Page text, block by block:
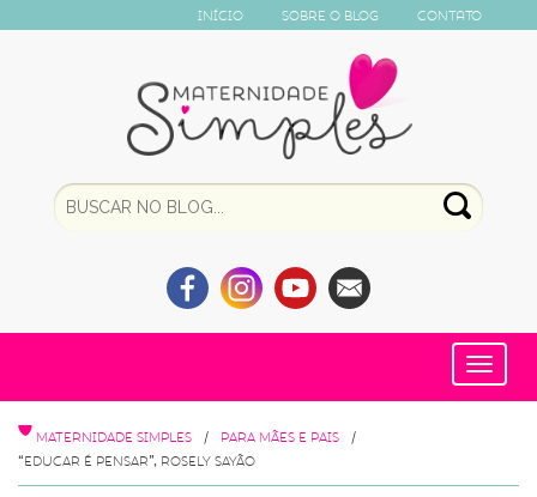
Início Sobre o Blog Contato
Toggle
MATERNIDADE SIMPLES
PARA MÃES E PAIS
“EDUCAR É PENSAR”, ROSELY SAYÃO